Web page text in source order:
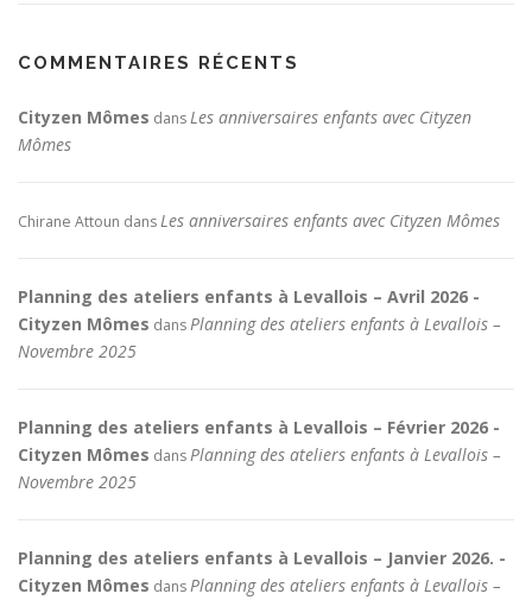
COMMENTAIRES RÉCENTS
Cityzen Mômes dansLes anniversaires enfants avec Cityzen
Mômes
Chirane Attoun dansLes anniversaires enfants avec Cityzen Mômes
Planning des ateliers enfants à Levallois – Avril 2026 -
Cityzen Mômes dansPlanning des ateliers enfants à Levallois –
Novembre 2025
Planning des ateliers enfants à Levallois – Février 2026 -
Cityzen Mômes dansPlanning des ateliers enfants à Levallois –
Novembre 2025
Planning des ateliers enfants à Levallois – Janvier 2026. -
Cityzen Mômes dansPlanning des ateliers enfants à Levallois –